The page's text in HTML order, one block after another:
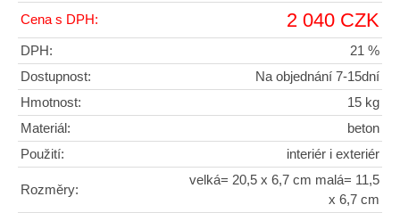
Cena s DPH: 2 040 CZK
DPH:
21 %
Dostupnost:
Na objednání 7-15dní
Hmotnost:
15 kg
Materiál:
beton
Použití:
interiér i exteriér
Rozměry:
velká= 20,5 x 6,7 cm malá= 11,5
x 6,7 cm